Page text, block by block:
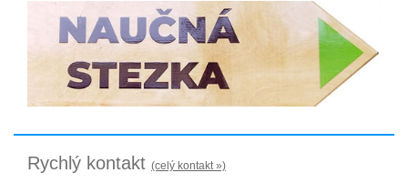
Rychlý kontakt (celý kontakt »)